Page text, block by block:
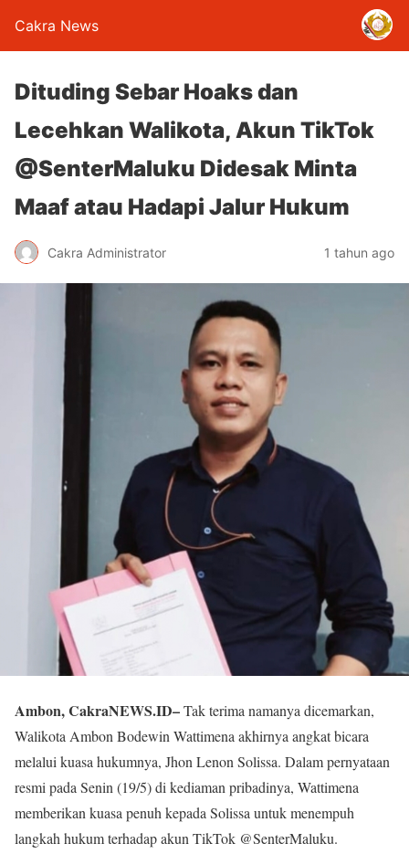
Cakra News
Dituding Sebar Hoaks dan
Lecehkan Walikota, Akun TikTok
@SenterMaluku Didesak Minta
Maaf atau Hadapi Jalur Hukum
Cakra Administrator 1 tahun ago
Ambon, CakraNEWS.ID–Tak terima namanya dicemarkan,
Walikota Ambon Bodewin Wattimena akhirnya angkat bicara
melalui kuasa hukumnya, Jhon Lenon Solissa. Dalam pernyataan
resmi pada Senin (19/5) di kediaman pribadinya, Wattimena
memberikan kuasa penuh kepada Solissa untuk menempuh
langkah hukum terhadap akun TikTok @SenterMaluku.